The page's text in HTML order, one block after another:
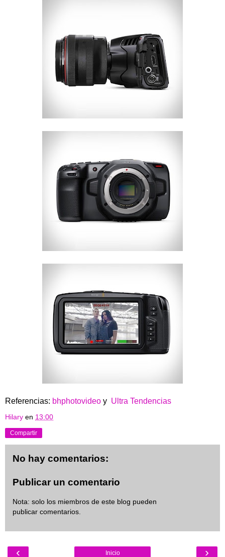
Referencias: bhphotovideo y Ultra Tendencias
Hilary en 13:00
Compartir
No hay comentarios:
Publicar un comentario
Nota: solo los miembros de este blog pueden
publicar comentarios.
‹ ›
Inicio